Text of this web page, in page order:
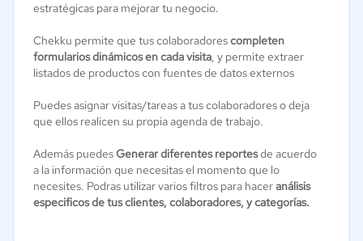
estratégicas para mejorar tu negocio.
Chekku permite que tus colaboradorescompleten
formularios dinámicos en cada visita, y permite extraer
listados de productos con fuentes de datos externos
Puedes asignar visitas/tareas a tus colaboradores o deja
que ellos realicen su propia agenda de trabajo.
Además puedesGenerar diferentes reportesde acuerdo
a la información que necesitas el momento que lo
necesites. Podras utilizar varios filtros para haceranálisis
especificos de tus clientes, colaboradores, y categorías.